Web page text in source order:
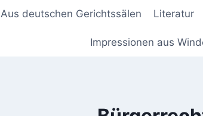
Aus deutschen Gerichtssälen Literatur
Impressionen aus